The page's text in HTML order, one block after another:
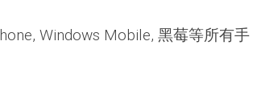
Windows Mobile, 黑莓等所有手